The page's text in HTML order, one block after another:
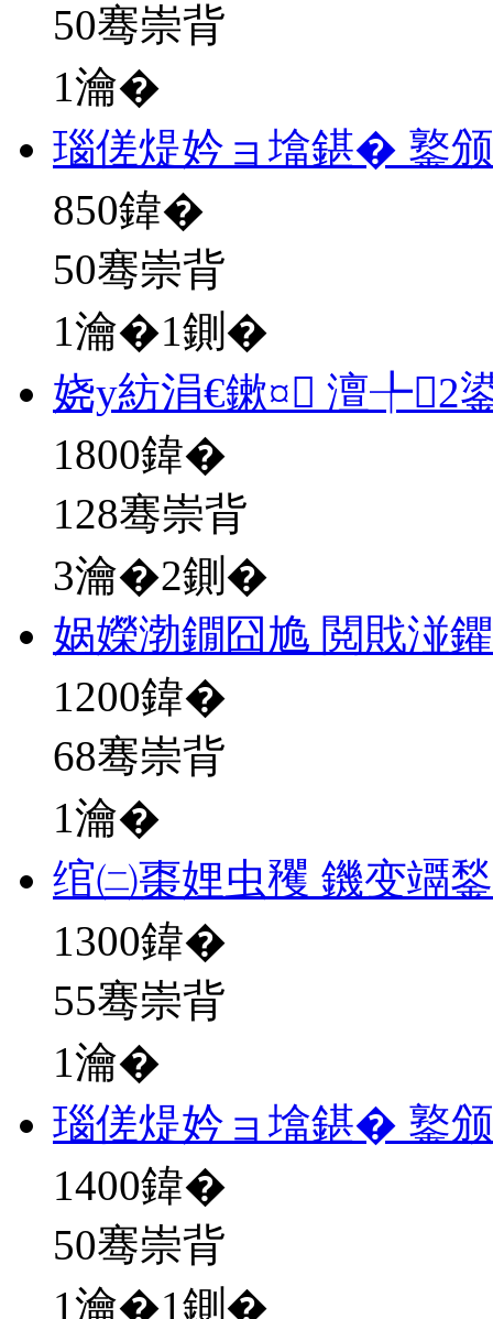
50骞崇背
1瀹�
瑙傞煶妗ョ墖鍖� 鐜
850鍏�
50骞崇背
1瀹�1鍘�
娆у紡涓€鏉¤ 澶╄2
1800鍏�
128骞崇背
3瀹�2鍘�
娲嬫渤鐗囧尯 閲戝湴
1200鍏�
68骞崇背
1瀹�
绾㈡棗娌虫矡 鐖变竵
1300鍏�
55骞崇背
1瀹�
瑙傞煶妗ョ墖鍖� 鐜
1400鍏�
50骞崇背
1瀹�1鍘�